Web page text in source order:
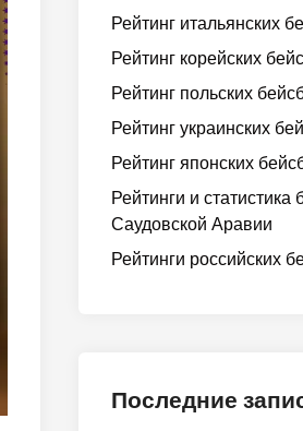
Рейтинг итальянских
Рейтинг корейских
Рейтинг польских
Рейтинг украинских
Рейтинг японских
Рейтинги и статистика
Саудовской Аравии
Рейтинги российских
Последние